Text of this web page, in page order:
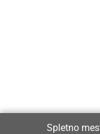
Spletno